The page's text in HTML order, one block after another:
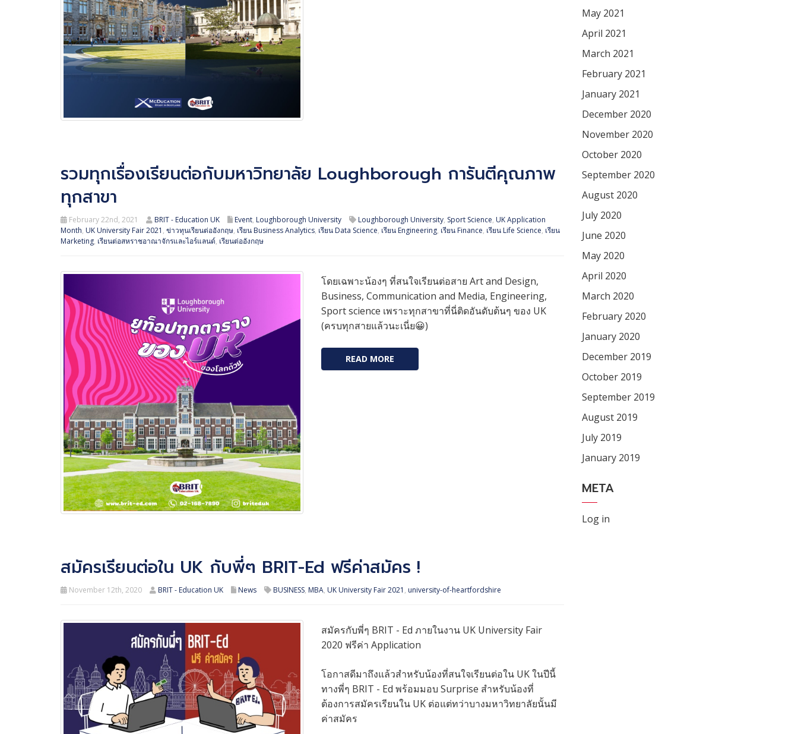
รวมทุกเรื่องเรียนต่อกับมหาวิทยาลัย Loughborough การันตีคุณภาพ
ทุกสาขา
February 22nd, 2021 BRIT - Education UK Event, Loughborough University Loughborough University, Sport Science, UK Application
Month, UK University Fair 2021 , ข่าวทุนเรียนต่ออังกฤษ, เรียน Business Analytics, เรียน Data Science, เรียน Engineering, เรียน Finance, เรียน Life Science, เรียน
Marketing, เรียนต่อสหราชอาณาจักรและไอร์แลนด์, เรียนต่ออังกฤษ
โดยเฉพาะน้องๆ ที่สนใจเรียนต่อสาย Art and Design,
Business, Communication and Media, Engineering,
Sport science เพราะทุกสาขาที่นี่ติดอันดับต้นๆ ของ UK
(ครบทุกสายแล้วนะเนี่ย😀)
READ MORE
สมัครเรียนต่อใน UK กับพี่ๆ BRIT-Ed ฟรีค่าสมัคร !
November 12th, 2020 BRIT - Education UK News BUSINESS, MBA, UK University Fair 2021 , university-of-heartfordshire
สมัครกับพี่ๆ BRIT - Ed ภายในงาน UK University Fair
2020 ฟรีค่า Application
โอกาสดีมาถึงแล้วสำหรับน้องที่สนใจเรียนต่อใน UK ในปีนี้
ทางพี่ๆ BRIT - Ed พร้อมมอบ Surprise สำหรับน้องที่
ต้องการสมัครเรียนใน UK ต่อแต่ทว่าบางมหาวิทยาลัยนั้นมี
ค่าสมัคร
May 2021
April 2021
March 2021
February 2021
January 2021
December 2020
November 2020
October 2020
September 2020
August 2020
July 2020
June 2020
May 2020
April 2020
March 2020
February 2020
January 2020
December 2019
October 2019
September 2019
August 2019
July 2019
January 2019
META
Log in